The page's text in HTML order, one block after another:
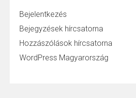
Bejelentkezés
Bejegyzések hírcsatorna
Hozzászólások hírcsatorna
WordPress Magyarország